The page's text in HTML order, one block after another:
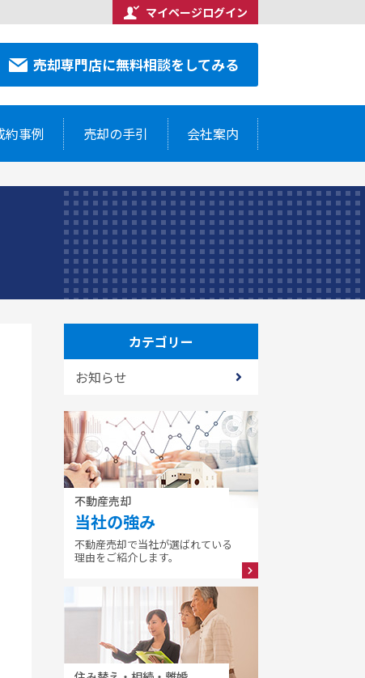
マイページログイン
売却専門店に無料相談をしてみる
せください
5514 売却専門店に無料相談をしてみる
約事例 売却の手引 会社案内
カテゴリー
お知らせ
不動産売却
当社の強み
不動産売却で当社が選ばれている
理由をご紹介します。